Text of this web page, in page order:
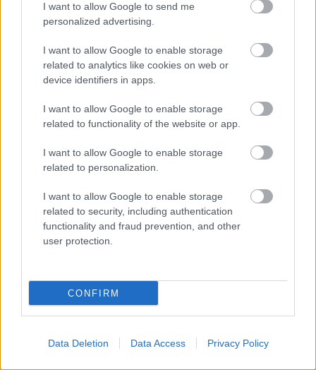
I want to allow Google to send me
personalized advertising.
I want to allow Google to enable storage
related to analytics like cookies on web or
device identifiers in apps.
I want to allow Google to enable storage
related to functionality of the website or app.
I want to allow Google to enable storage
related to personalization.
I want to allow Google to enable storage
related to security, including authentication
functionality and fraud prevention, and other
user protection.
CONFIRM
Data Deletion Data Access Privacy Policy
“Manarī tagad vajag!”
Hortenziju fani sajūsmā
par šo tirgotāju Salaspilī